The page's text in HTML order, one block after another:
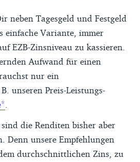
neben Tagesgeld und Festgeld
einfache Variante, immer
EZB-Zinsniveau zu kassieren.
Aufwand für einen
nur ein
B. unseren Preis-Leistungs-
sind die Renditen bisher aber
Denn unsere Empfehlungen
durchschnittlichen Zins, zu